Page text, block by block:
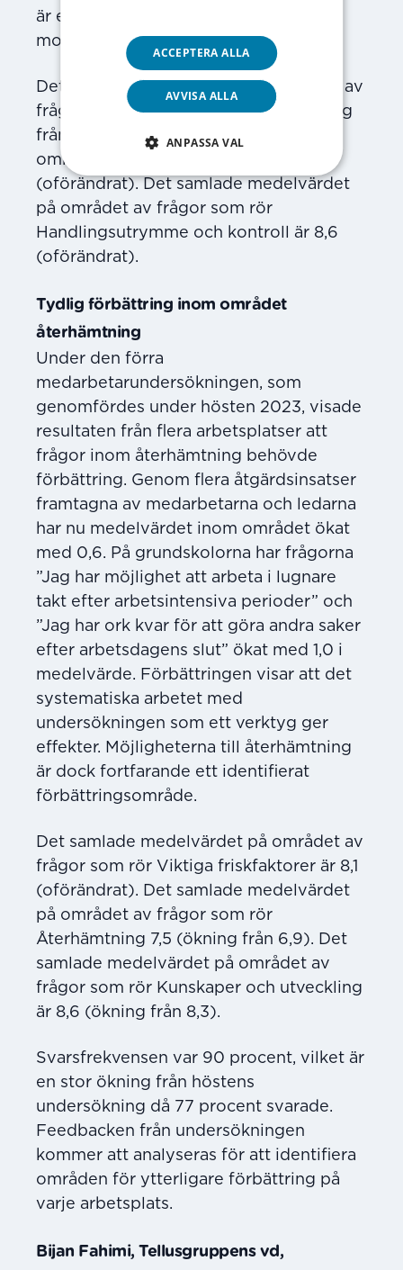
är en av nyckelfaktorerna till ökad
motivation och engagemang i arbetet.
Det samlade medelvärdet på området av
frågor som rör Ledarskap är 8,2 (ökning
från 8,1). Det samlade medelvärdet på
området av frågor som rör Stöd är 8,6
(oförändrat). Det samlade medelvärdet
på området av frågor som rör
Handlingsutrymme och kontroll är 8,6
(oförändrat).
Tydlig förbättring inom området
återhämtning
Under den förra
medarbetarundersökningen, som
genomfördes under hösten 2023, visade
resultaten från flera arbetsplatser att
frågor inom återhämtning behövde
förbättring. Genom flera åtgärdsinsatser
framtagna av medarbetarna och ledarna
har nu medelvärdet inom området ökat
med 0,6. På grundskolorna har frågorna
”Jag har möjlighet att arbeta i lugnare
takt efter arbetsintensiva perioder” och
”Jag har ork kvar för att göra andra saker
efter arbetsdagens slut” ökat med 1,0 i
medelvärde. Förbättringen visar att det
systematiska arbetet med
undersökningen som ett verktyg ger
effekter. Möjligheterna till återhämtning
är dock fortfarande ett identifierat
förbättringsområde.
Det samlade medelvärdet på området av
frågor som rör Viktiga friskfaktorer är 8,1
(oförändrat). Det samlade medelvärdet
på området av frågor som rör
Återhämtning 7,5 (ökning från 6,9). Det
samlade medelvärdet på området av
frågor som rör Kunskaper och utveckling
är 8,6 (ökning från 8,3).
Svarsfrekvensen var 90 procent, vilket är
en stor ökning från höstens
undersökning då 77 procent svarade.
Feedbacken från undersökningen
kommer att analyseras för att identifiera
områden för ytterligare förbättring på
varje arbetsplats.
Bijan Fahimi, Tellusgruppens vd,
ACCEPTERA ALLA
AVVISA ALLA
ANPASSA VAL